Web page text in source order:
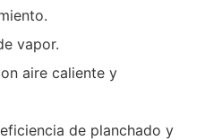
vapor.
aire caliente y
de planchado y